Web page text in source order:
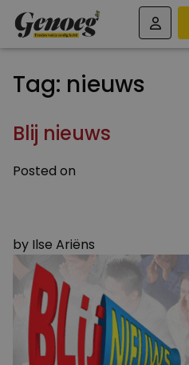
Tag: nieuws
Blij nieuws
Posted on
by Ilse Ariëns